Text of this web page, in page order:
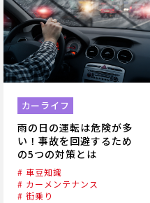
カーライフ
雨の日の運転は危険が多
い！事故を回避するため
の5つの対策とは
# 車豆知識
# カーメンテナンス
# 街乗り